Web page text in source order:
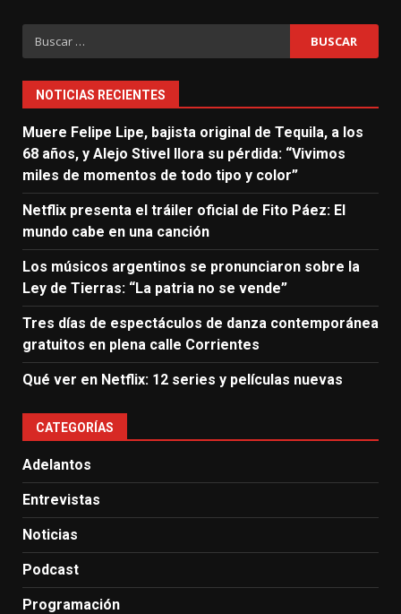
Buscar:
NOTICIAS RECIENTES
Muere Felipe Lipe, bajista original de Tequila, a los
68 años, y Alejo Stivel llora su pérdida: “Vivimos
miles de momentos de todo tipo y color”
Netflix presenta el tráiler oficial de Fito Páez: El
mundo cabe en una canción
Los músicos argentinos se pronunciaron sobre la
Ley de Tierras: “La patria no se vende”
Tres días de espectáculos de danza contemporánea
gratuitos en plena calle Corrientes
Qué ver en Netflix: 12 series y películas nuevas
CATEGORÍAS
Adelantos
Entrevistas
Noticias
Podcast
Programación